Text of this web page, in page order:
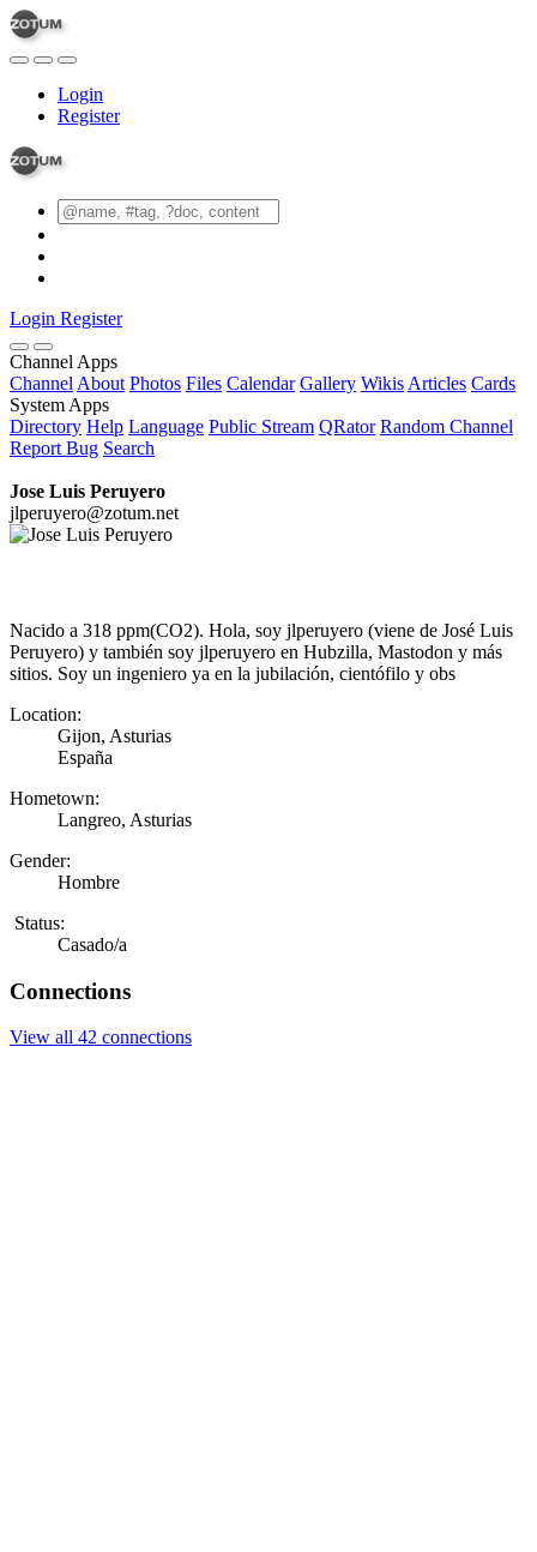
Login
Register
Login Register
Channel Apps
Channel About Photos Files Calendar Gallery Wikis Articles Cards
System Apps
Directory Help Language Public Stream QRator Random Channel
Report Bug Search
Jose Luis Peruyero
jlperuyero@zotum.net
Nacido a 318 ppm(CO2). Hola, soy jlperuyero (viene de José Luis
Peruyero) y también soy jlperuyero en Hubzilla, Mastodon y más
sitios. Soy un ingeniero ya en la jubilación, cientófilo y obs
Location:
Gijon, Asturias
España
Hometown:
Langreo, Asturias
Gender:
Hombre
Status:
Casado/a
Connections
View all 42 connections